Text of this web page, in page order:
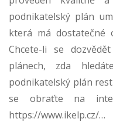
podnikatelský plán
která má dostatečné
Chcete-li se
plánech, zda
podnikatelský plán
se obraťte na
https://www.ikelp.cz/…